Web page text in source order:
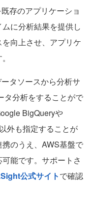
存のアプリケーショ
に分析結果を提供し
向上させ、アプリケ
タソースから分析サ
タ分析をすることがで
BigQueryや
外も指定することが
のうえ、AWS基盤で
能です。サポートさ
公式サイトで確認